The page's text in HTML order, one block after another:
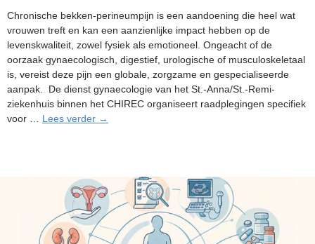
Chronische bekken-perineumpijn is een aandoening die heel wat
vrouwen treft en kan een aanzienlijke impact hebben op de
levenskwaliteit, zowel fysiek als emotioneel. Ongeacht of de
oorzaak gynaecologisch, digestief, urologische of musculoskeletaal
is, vereist deze pijn een globale, zorgzame en gespecialiseerde
aanpak. De dienst gynaecologie van het St.-Anna/St.-Remi-
ziekenhuis binnen het CHIREC organiseert raadplegingen specifiek
voor … Lees verder Gespecialiseerde
chronische
bekken-
perineumpijn
in
→